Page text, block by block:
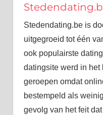
Stedendating.be is
uitgegroeid tot één
ook populairste
datingsite werd in het
geroepen omdat
bestempeld als
gevolg van het feit